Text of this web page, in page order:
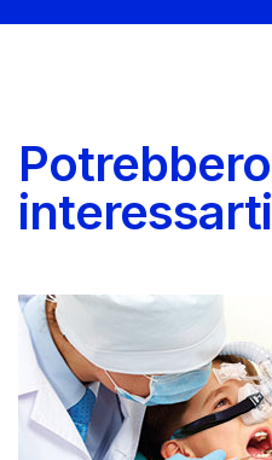
Potrebbero
interessarti